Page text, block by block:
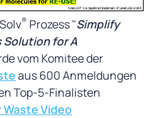
® Prozess "Simplify
Solution for A
vom Komitee der
aus 600 Anmeldungen
Top-5-Finalisten
Video